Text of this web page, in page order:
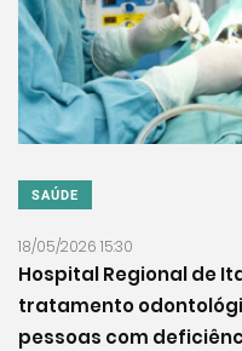
SAÚDE
18/05/2026 15:30
Hospital Regional de
tratamento
pessoas com